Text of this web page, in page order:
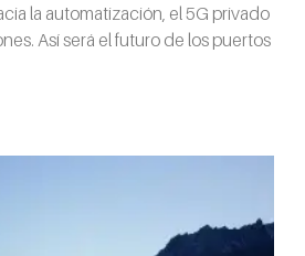
la automatización, el 5G privado
Así será el futuro de los puertos